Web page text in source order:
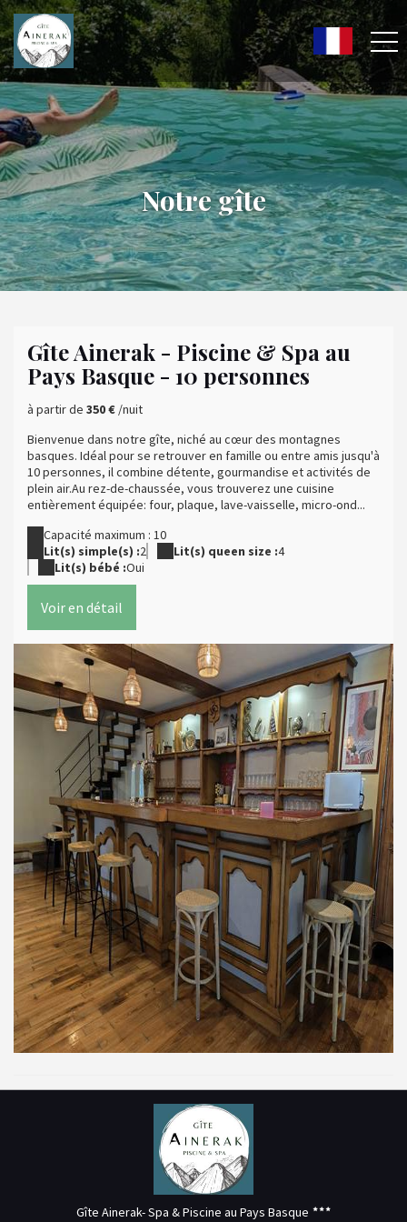
Notre gîte
Gîte Ainerak - Piscine & Spa au
Pays Basque - 10 personnes
à partir de 350 € /nuit
Bienvenue dans notre gîte, niché au cœur des montagnes
basques. Idéal pour se retrouver en famille ou entre amis jusqu'à
10 personnes, il combine détente, gourmandise et activités de
plein air.Au rez-de-chaussée, vous trouverez une cuisine
entièrement équipée: four, plaque, lave-vaisselle, micro-ond...
Capacité maximum : 10
Lit(s) simple(s) :2 Lit(s) queen size :4
Lit(s) bébé :Oui
Voir en détail
Gîte Ainerak- Spa & Piscine au Pays Basque